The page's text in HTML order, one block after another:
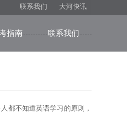
联系我们 大河快讯
指南 联系我们
都不知道英语学习的原则，